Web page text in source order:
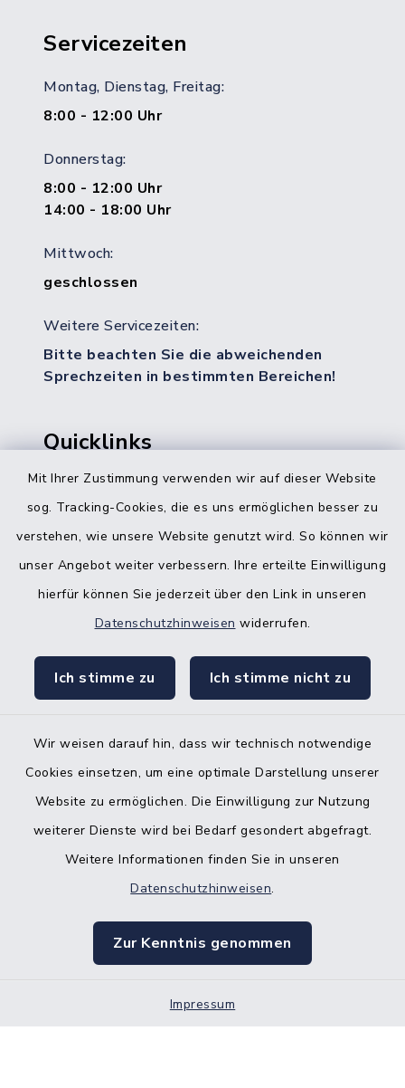
Mit Ihrer Zustimmung verwenden wir auf dieser Website
sog. Tracking-Cookies, die es uns ermöglichen besser zu
verstehen, wie unsere Website genutzt wird. So können wir
unser Angebot weiter verbessern. Ihre erteilte Einwilligung
hierfür können Sie jederzeit über den Link in unseren
Datenschutzhinweisen widerrufen.
Ich stimme zu Ich stimme nicht zu
Wir weisen darauf hin, dass wir technisch notwendige
Cookies einsetzen, um eine optimale Darstellung unserer
Website zu ermöglichen. Die Einwilligung zur Nutzung
weiterer Dienste wird bei Bedarf gesondert abgefragt.
Weitere Informationen finden Sie in unseren
Datenschutzhinweisen.
Zur Kenntnis genommen
Impressum
Servicezeiten
Montag, Dienstag, Freitag:
8:00 - 12:00 Uhr
Donnerstag:
8:00 - 12:00 Uhr
14:00 - 18:00 Uhr
Mittwoch:
geschlossen
Weitere Servicezeiten:
Bitte beachten Sie die abweichenden
Sprechzeiten in bestimmten Bereichen!
Quicklinks
Bürgerbüro Hohenwestedt
Bürgerbüro Hanerau-Hademarschen
Nebenstelle Padenstedt
Gleichstellungsbüro
Barrierefreiheit
Impressum
Sitemap